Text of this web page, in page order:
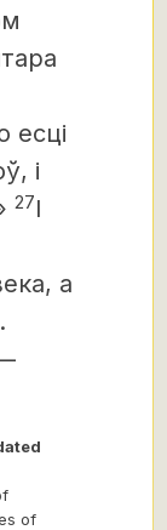
есці
і
27І
а
of